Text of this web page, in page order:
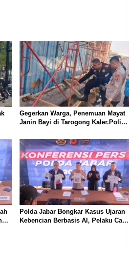
Gegerkan Warga, Penemuan Mayat
Janin Bayi di Tarogong Kaler.Polisi
Polda Jabar Bongkar Kasus Ujaran
Kebencian Berbasis AI, Pelaku Cari